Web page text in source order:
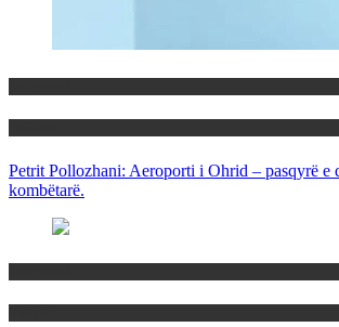
Petrit Pollozhani: Aeroporti i Ohrid – pasqyrë e
kombëtarë.